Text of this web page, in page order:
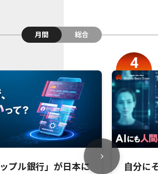
月間
総合
プル銀行」が日本に
自分に